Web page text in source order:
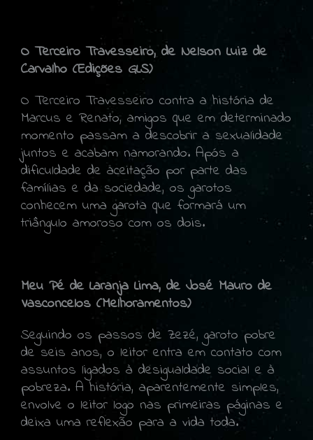
O Terceiro Travesseiro, de Nelson Luiz de
Carvalho (Edições GLS)
O Terceiro Travesseiro contra a história de
Marcus e Renato, amigos que em determinado
momento passam a descobrir a sexualidade
juntos e acabam namorando. Após a
dificuldade de aceitação por parte das
famílias e da sociedade, os garotos
conhecem uma garota que formará um
triângulo amoroso com os dois.
Meu Pé de Laranja Lima, de José Mauro de
Vasconcelos (Melhoramentos)
Seguindo os passos de Zezé, garoto pobre
de seis anos, o leitor entra em contato com
assuntos ligados à desigualdade social e à
pobreza. A história, aparentemente simples,
envolve o leitor logo nas primeiras páginas e
deixa uma reflexão para a vida toda.